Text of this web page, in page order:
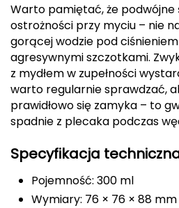
ENERO
ENERO CAMP
ENERO PRO
Elmer by Swany
Extremities
Warto pamiętać, że podwójne
ostrożności przy myciu – nie
gorącej wodzie pod
agresywnymi szczotkami.
z mydłem w zupełności
warto regularnie sprawdzać,
prawidłowo się zamyka – to
spadnie z plecaka podczas
Specyfikacja
Pojemność: 300 ml
Wymiary: 76 × 76 × 88 mm